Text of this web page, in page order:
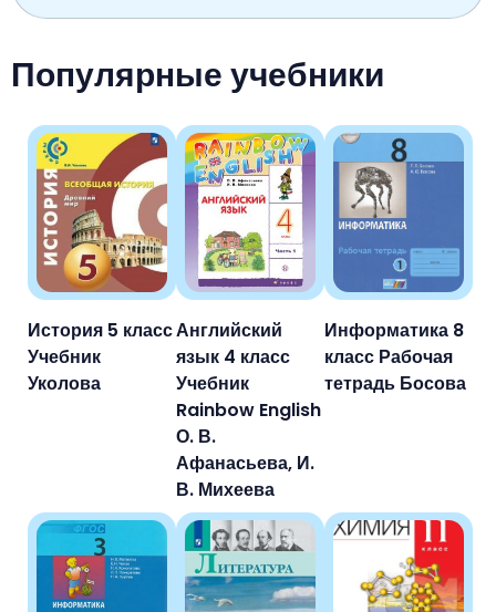
Популярные учебники
История 5 класс
Учебник
Уколова
Английский
язык 4 класс
Учебник
Rainbow English
О. В.
Афанасьева, И.
В. Михеева
Информатика 8
класс Рабочая
тетрадь Босова